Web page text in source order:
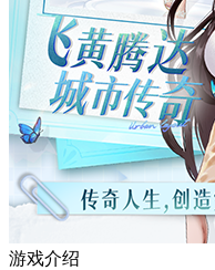
游戏介绍